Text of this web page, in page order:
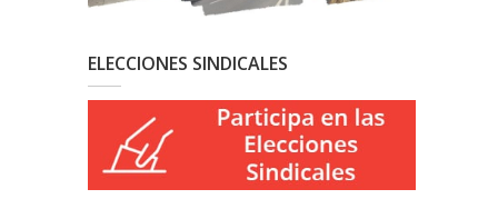
ELECCIONES SINDICALES